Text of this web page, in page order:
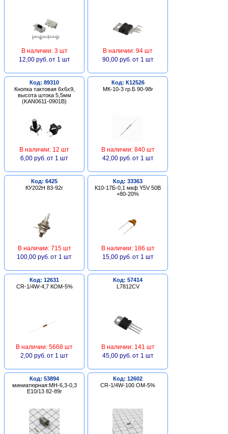
В наличии: 3 шт
12,00 руб. от 1 шт
В наличии: 94 шт
90,00 руб. от 1 шт
Код: 89310
Кнопка тактовая 6х6х9,
высота штока 5,5мм
(KAN0611-0901B)
В наличии: 12 шт
6,00 руб. от 1 шт
Код: К12526
МК-10-3 гр.Б 90-98г
В наличии: 840 шт
42,00 руб. от 1 шт
Код: 6425
КУ202Н 83-92г
В наличии: 715 шт
100,00 руб. от 1 шт
Код: 33363
К10-17Б-0,1 мкф Y5V 50В
+80-20%
В наличии: 186 шт
15,00 руб. от 1 шт
Код: 12631
CR-1/4W-4,7 КОМ-5%
В наличии: 5668 шт
2,00 руб. от 1 шт
Код: 57414
L7812CV
В наличии: 141 шт
45,00 руб. от 1 шт
Код: 53894
миниатюрная:МН-6,3-0,3
Е10/13 82-89г
Код: 12602
CR-1/4W-100 ОМ-5%